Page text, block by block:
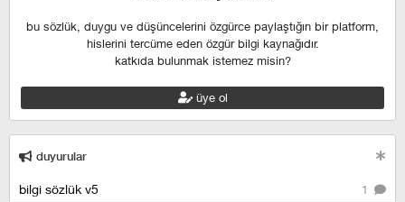
bu sözlük, duygu ve düşüncelerini özgürce paylaştığın bir platform,
hislerini tercüme eden özgür bilgi kaynağıdır.
katkıda bulunmak istemez misin?
üye ol
duyurular
1
bilgi sözlük v5